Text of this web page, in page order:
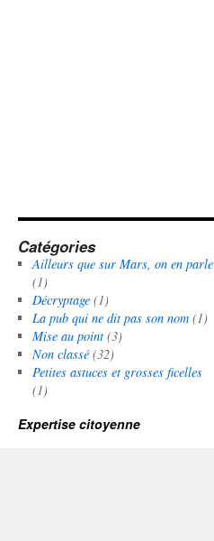
Catégories
Ailleurs que sur Mars, on en parle
(1)
Décryptage(1)
La pub qui ne dit pas son nom(1)
Mise au point(3)
Non classé(32)
Petites astuces et grosses ficelles
(1)
Expertise citoyenne